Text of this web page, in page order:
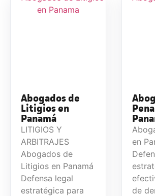
Abogados de
Litigios en
Panamá
LITIGIOS Y
ARBITRAJES
Abogados de
Litigios en Panamá
Defensa legal
estratégica para
en
de